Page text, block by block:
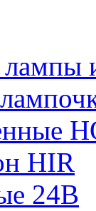
HIR
24B